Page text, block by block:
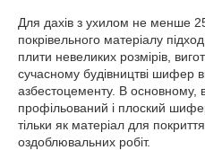
Для дахів з ухилом не менше 25
покрівельного матеріалу
плити невеликих розмірів,
сучасному будівництві шифер
азбестоцементу. В основному,
профільований і плоский
тільки як матеріал для
оздоблювальних робіт.